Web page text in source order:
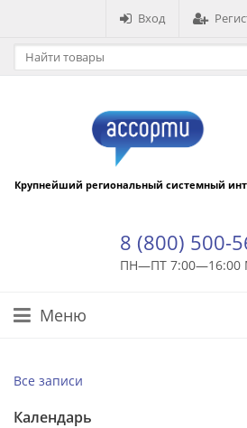
Вход
Крупнейший региональный системный
8 (800) 500-
ПН—ПТ 7:00—16:00
Меню
Все записи
Календарь